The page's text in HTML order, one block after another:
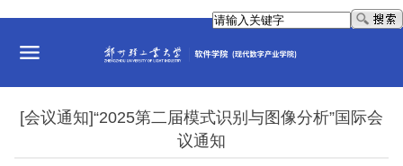
[会议通知]“2025第二届模式识别与图像分析”国际会
议通知